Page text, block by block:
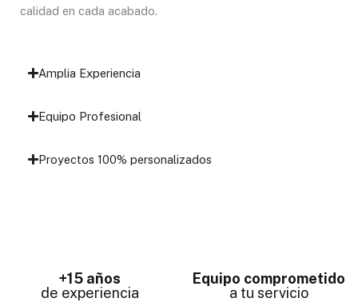
calidad en cada acabado.
Amplia Experiencia
Equipo Profesional
Proyectos 100% personalizados
+15 años
de experiencia
Equipo comprometido
a tu servicio